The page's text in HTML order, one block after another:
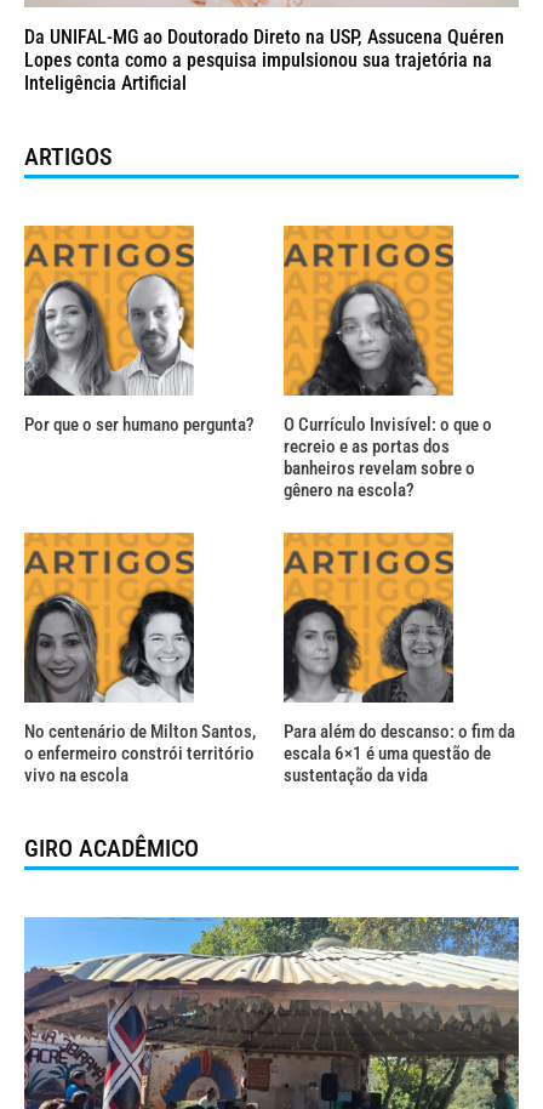
Da UNIFAL-MG ao Doutorado Direto na USP, Assucena Quéren
Lopes conta como a pesquisa impulsionou sua trajetória na
Inteligência Artificial
ARTIGOS
Por que o ser humano pergunta?
O Currículo Invisível: o que o
recreio e as portas dos
banheiros revelam sobre o
gênero na escola?
No centenário de Milton Santos,
o enfermeiro constrói território
vivo na escola
Para além do descanso: o fim da
escala 6×1 é uma questão de
sustentação da vida
GIRO ACADÊMICO